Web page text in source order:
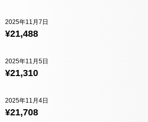
¥21,488
2025年11月7日
¥21,310
2025年11月5日
¥21,708
2025年11月4日